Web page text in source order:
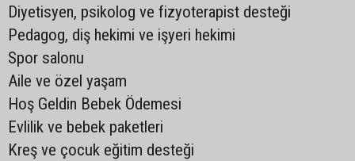
Diyetisyen, psikolog ve fizyoterapist desteği
Pedagog, diş hekimi ve işyeri hekimi
Spor salonu
Aile ve özel yaşam
Hoş Geldin Bebek Ödemesi
Evlilik ve bebek paketleri
Kreş ve çocuk eğitim desteği